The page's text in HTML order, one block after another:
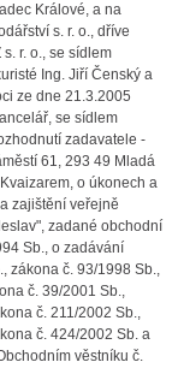
Králové, a na
s. r. o., dříve
r. o., se sídlem
Ing. Jiří Čenský a
ze dne 21.3.2005
se sídlem
zadavatele -
61, 293 49 Mladá
o úkonech a
zajištění veřejně
zadané obchodní
Sb., o zadávání
zákona č. 93/1998 Sb.,
č. 39/2001 Sb.,
č. 211/2002 Sb.,
č. 424/2002 Sb. a
věstníku č.